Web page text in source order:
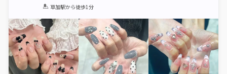
1 2 3 4 5
草加駅から徒歩1分